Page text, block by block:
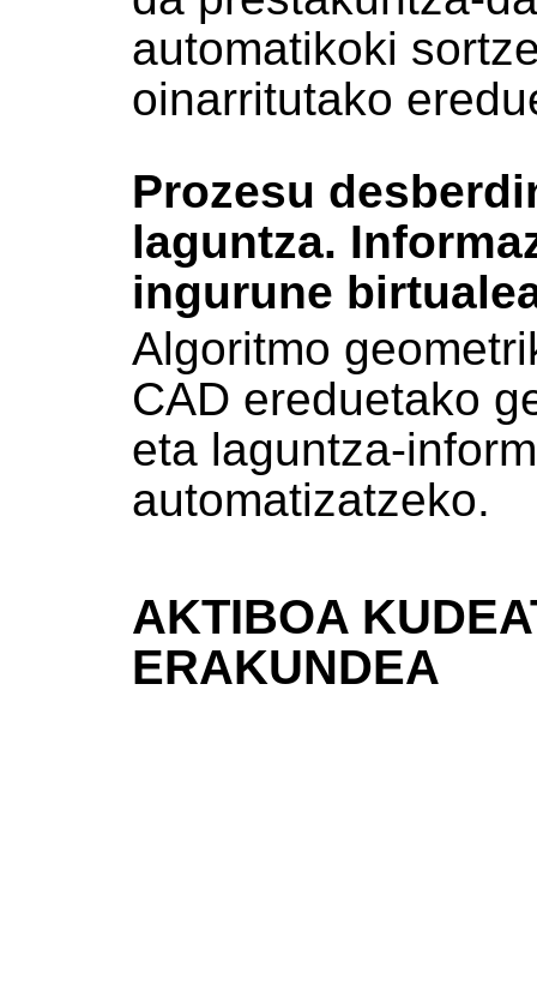
automatikoki
oinarritutako
Prozesu
laguntza.
ingurune
Algoritmo
CAD ereduetako
eta laguntza-
automatizatzeko.
AKTIBOA
ERAKUNDEA